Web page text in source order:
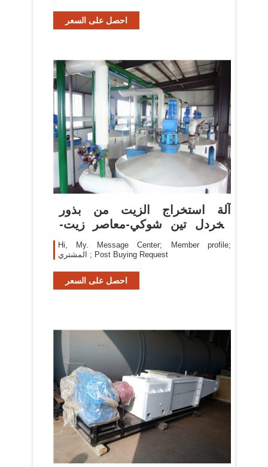
احصل على السعر
آلة استخراج الزيت من بذور
الخردل تين شوكي-معاصر زيت-
معرف
Hi, My. Message Center; Member profile;
المشتري ; Post Buying Request
احصل على السعر